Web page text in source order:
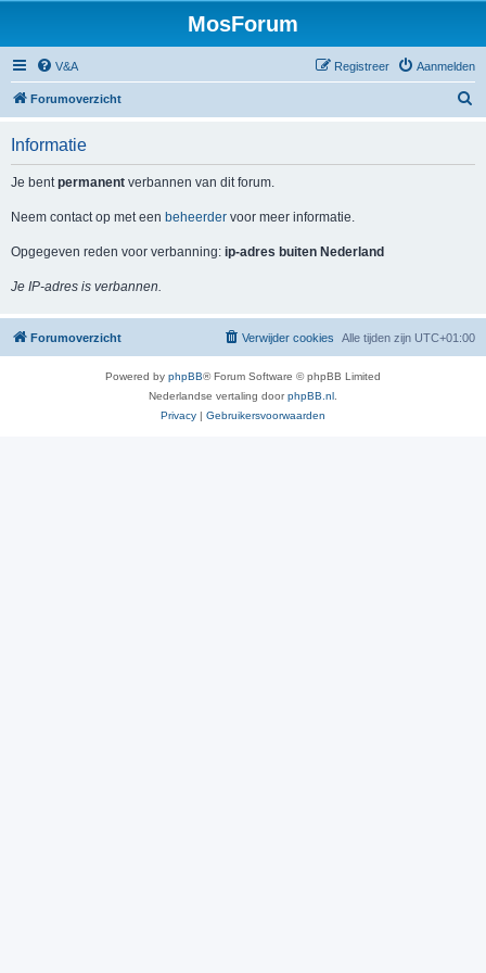
MosForum
V&A Aanmelden
Registreer
Forumoverzicht
Informatie
Je bentpermanent verbannen van dit forum.
Neem contact op met een beheerder voor meer informatie.
Opgegeven reden voor verbanning: ip-adres buiten Nederland
Je IP-adres is verbannen.
Forumoverzicht Alle tijden zijn UTC+01:00
Verwijder cookies
Powered by phpBB® Forum Software © phpBB Limited
Nederlandse vertaling doorphpBB.nl
Privacy | Gebruikersvoorwaarden